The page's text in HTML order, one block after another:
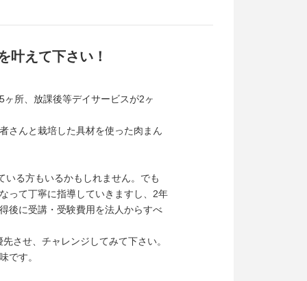
叶えて下さい！
所、放課後等デイサービスが2ヶ
さんと栽培した具材を使った肉まん
いる方もいるかもしれません。でも
って丁寧に指導していきますし、2年
後に受講・受験費用を法人からすべ
させ、チャレンジしてみて下さい。
です。